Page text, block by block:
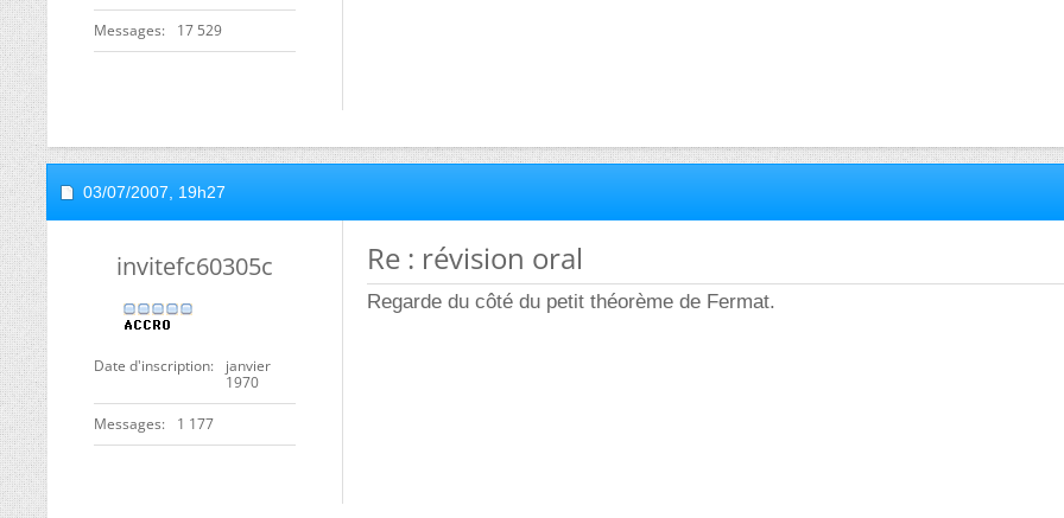
Messages 17 529
03/07/2007, 19h27
invitefc60305c
Date d'inscription
janvier
1970
Messages 1 177
Re : révision oral
Regarde du côté du petit théorème de Fermat.